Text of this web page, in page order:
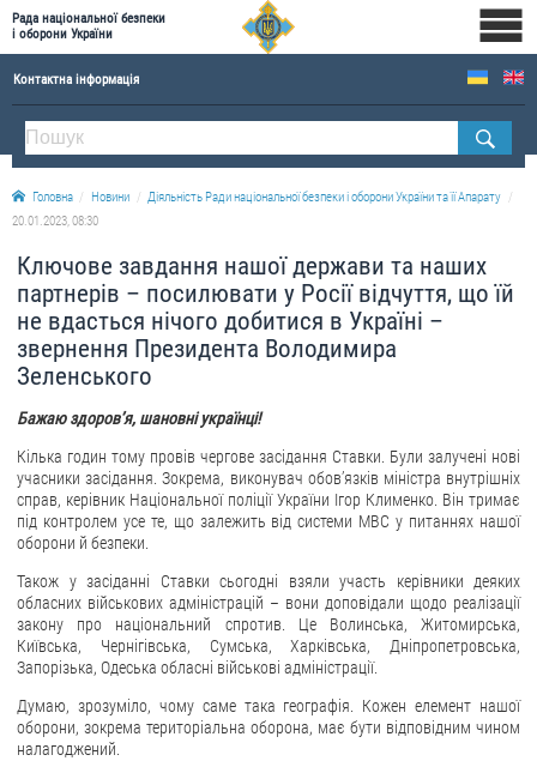
Рада національної безпеки
і оборони України
Контактна інформація
ПРО РНБОУ
Склад Ради національної безпеки і оборони України
Апарат Ради національної безпеки і оборони України
Історична довідка про діяльність Ради національної безпеки і оборони України
ОФІЦІЙНІ ДОКУМЕНТИ
ПРЕСЦЕНТР
Новини
Drone Deals
Фотогалерея
Відеогалерея
ЗВЕРНЕННЯ ГРОМАДЯН
Звернення громадян
Електронне звернення
ДОСТУП ДО ПУБЛІЧНОЇ ІНФОРМАЦІЇ
Організація доступу до публічної інформації
Головна Новини
Діяльність Ради національної безпеки і оборони України та її Апарату
20.01.2023, 08:30
Ключове завдання нашої держави та наших
партнерів – посилювати у Росії відчуття, що їй
не вдасться нічого добитися в Україні –
звернення Президента Володимира
Зеленського
Бажаю здоровʼя, шановні українці!
Кілька годин тому провів чергове засідання Ставки. Були залучені нові
учасники засідання. Зокрема, виконувач обов’язків міністра внутрішніх
справ, керівник Національної поліції України Ігор Клименко. Він тримає
під контролем усе те, що залежить від системи МВС у питаннях нашої
оборони й безпеки.
Також у засіданні Ставки сьогодні взяли участь керівники деяких
обласних військових адміністрацій – вони доповідали щодо реалізації
закону про національний спротив. Це Волинська, Житомирська,
Київська, Чернігівська, Сумська, Харківська, Дніпропетровська,
Запорізька, Одеська обласні військові адміністрації.
Думаю, зрозуміло, чому саме така географія. Кожен елемент нашої
оборони, зокрема територіальна оборона, має бути відповідним чином
налагоджений.